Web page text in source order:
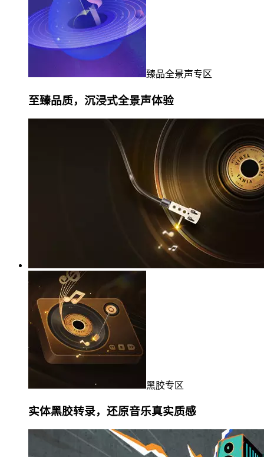
臻品全景声专区
至臻品质，沉浸式全景声体验
黑胶专区
实体黑胶转录，还原音乐真实质感